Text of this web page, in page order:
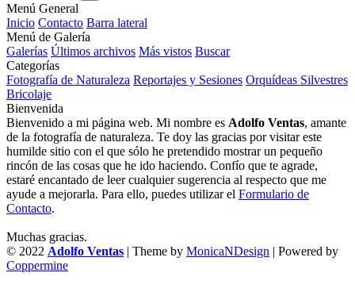
Menú General
Inicio Contacto Barra lateral
Menú de Galería
Galerías Últimos archivos Más vistos Buscar
Categorías
Fotografía de Naturaleza Reportajes y Sesiones Orquídeas Silvestres
Bricolaje
Bienvenida
Bienvenido a mi página web. Mi nombre es Adolfo Ventas, amante
de la fotografía de naturaleza. Te doy las gracias por visitar este
humilde sitio con el que sólo he pretendido mostrar un pequeño
rincón de las cosas que he ido haciendo. Confío que te agrade,
estaré encantado de leer cualquier sugerencia al respecto que me
ayude a mejorarla. Para ello, puedes utilizar el Formulario de
Contacto.
Muchas gracias.
© 2022 Adolfo Ventas | Theme by MonicaNDesign | Powered by
Coppermine